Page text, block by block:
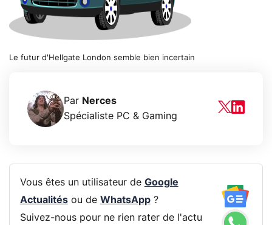
Le futur d'Hellgate London semble bien incertain
Par Nerces
Spécialiste PC & Gaming
Vous êtes un utilisateur de Google
Actualitésou de WhatsApp?
Suivez-nous pour ne rien rater de l'actu